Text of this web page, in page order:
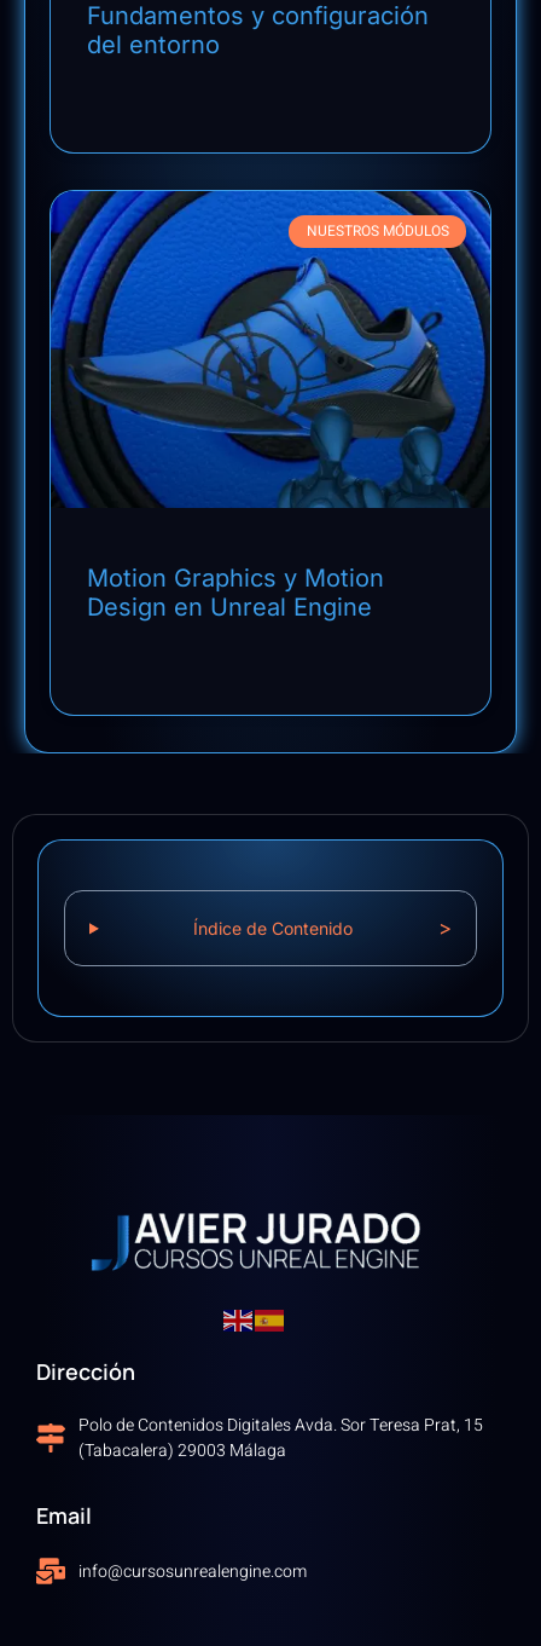
Fundamentos y configuración
del entorno
NUESTROS MÓDULOS
Motion Graphics y Motion
Design en Unreal Engine
Índice de Contenido >
Dirección
Polo de Contenidos Digitales Avda. Sor Teresa Prat, 15
(Tabacalera) 29003 Málaga
Email
info@cursosunrealengine.com